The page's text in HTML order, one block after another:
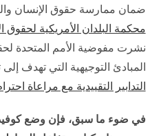
ضمان ممارسة حقوق الإنسان
محكمة البلدان الأمريكية لحقوق
نشرت مفوضية الأمم المتحدة
المبادئ التوجيهية التي تهدف
التدابير التقييدية مع مراعاة